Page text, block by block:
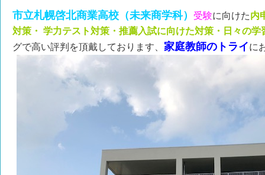
市立札幌啓北商業高校（未来商学科） 受験に向けた内
対策・ 学力テスト対策・推薦入試に向けた対策・日々の学
グで高い評判を頂戴しております、 家庭教師のトライに